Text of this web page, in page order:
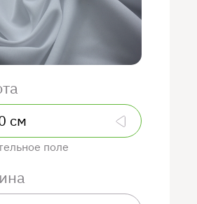
поле